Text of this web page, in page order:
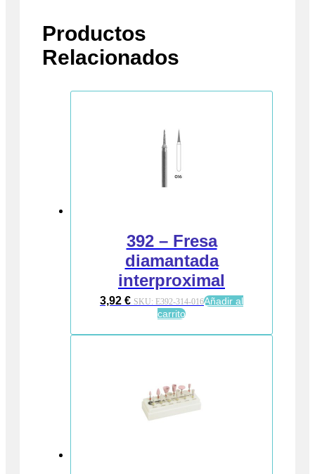
Productos
Relacionados
392 – Fresa
diamantada
interproximal
3,92 € SKU: E392-314-016Añadir al
carrito